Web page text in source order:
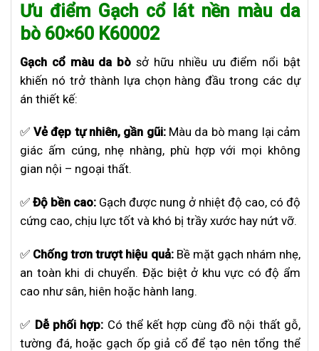
Ưu điểm Gạch cổ lát nền màu da
bò 60×60 K60002
Gạch cổ màu da bò sở hữu nhiều ưu điểm nổi bật
khiến nó trở thành lựa chọn hàng đầu trong các dự
án thiết kế:
✅ Vẻ đẹp tự nhiên, gần gũi:Màu da bò mang lại cảm
giác ấm cúng, nhẹ nhàng, phù hợp với mọi không
gian nội – ngoại thất.
✅ Độ bền cao: Gạch được nung ở nhiệt độ cao, có độ
cứng cao, chịu lực tốt và khó bị trầy xước hay nứt vỡ.
✅ Chống trơn trượt hiệu quả:Bề mặt gạch nhám nhẹ,
an toàn khi di chuyển. Đặc biệt ở khu vực có độ ẩm
cao như sân, hiên hoặc hành lang.
✅ Dễ phối hợp: Có thể kết hợp cùng đồ nội thất gỗ,
tường đá, hoặc gạch ốp giả cổ để tạo nên tổng thể